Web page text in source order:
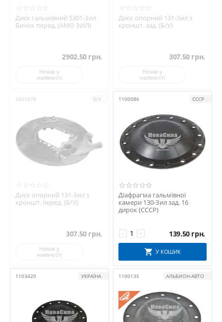
Диск гальмівний 5301-Зил
Бичок перед. (АМО ЗИЛ)
2902.50 грн.
Немає у
наявності
Диск опорний 131-Зил з
кроншт. зад. (Б/У)
307.50 грн.
Немає у
наявності
2401870 Б/У
Диск опорний 131-Зил з
кроншт. перед. (Б/У)
307.50 грн.
Немає у
наявності
1100086 СССР
Діафрагма гальмівної
камери 130-Зил зад. 16
дирок (СССР)
+
− 139.50 грн.
У КОШИК
1103420 УКРАЇНА 1100135 АЛЬБИОН-АВТО